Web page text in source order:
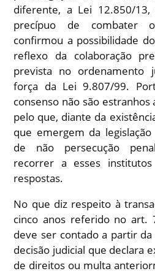
diferente, a Lei 12.850/
precípuo de combater
confirmou a possibilidade
reflexo da colaboração
prevista no ordenamento
força da Lei 9.807/99.
consenso não são
pelo que, diante da
que emergem da
de não persecução
recorrer a esses
respostas.
No que diz respeito à
cinco anos referido no art.
deve ser contado a partir
decisão judicial que declara
de direitos ou multa